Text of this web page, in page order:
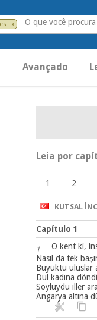
x O que você
Avançado
Leia por
1 2
KUTSAL
Capítulo 1
1
O kent ki,
Nasıl da tek
Büyüktü uluslar
Dul kadına
Soyluydu iller
Angarya altına